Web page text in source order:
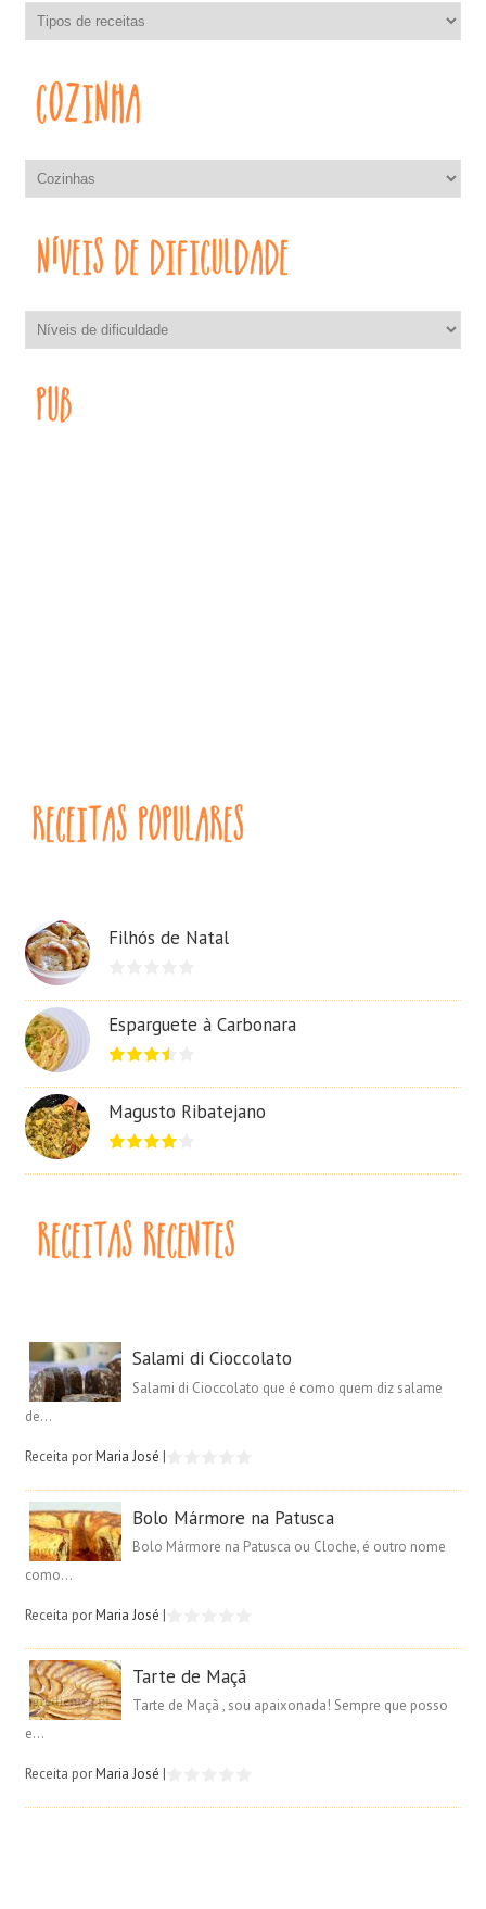
Filhós de Natal
Esparguete à Carbonara
Magusto Ribatejano
Salami di Cioccolato
Salami di Cioccolato que é como quem diz salame
de...
Receita porMaria José |
Bolo Mármore na Patusca
Bolo Mármore na Patusca ou Cloche, é outro nome
como...
Receita porMaria José |
Tarte de Maçã
Tarte de Maçã , sou apaixonada! Sempre que posso
e...
Receita porMaria José |